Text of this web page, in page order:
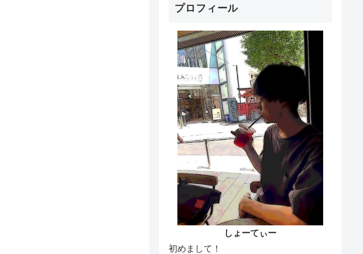
プロフィール
しょーてぃー
初めまして！